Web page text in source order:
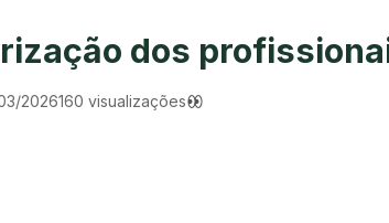
dos
2026160 visualizações